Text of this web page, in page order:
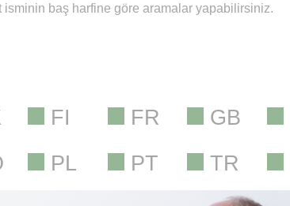
isminin baş harfine göre aramalar yapabilirsiniz.
FI FR GB
PL PT TR